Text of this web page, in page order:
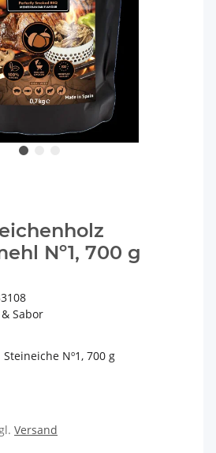
Nº1, 700 g
Sabor
Nº1, 700 g
Versand